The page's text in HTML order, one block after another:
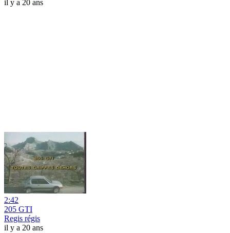
il y a 20 ans
2:42
205 GTI
Regis régis
il y a 20 ans